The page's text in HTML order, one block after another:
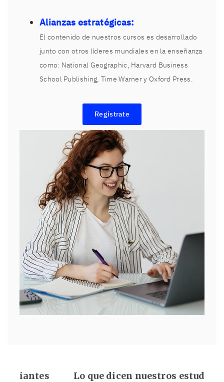
Alianzas estratégicas:
El contenido de nuestros cursos es desarrollado
junto con otros líderes mundiales en la enseñanza
como: National Geographic, Harvard Business
School Publishing, Time Warner y Oxford Press.
Regístrate
Lo que dicen nuestros estudiantes